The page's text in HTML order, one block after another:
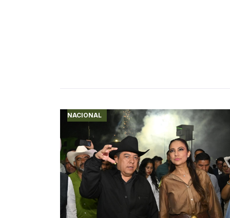
NACIONAL